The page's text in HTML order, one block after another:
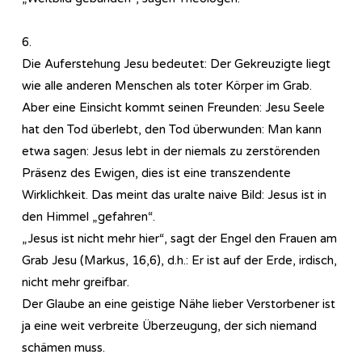
6.
Die Auferstehung Jesu bedeutet: Der Gekreuzigte liegt
wie alle anderen Menschen als toter Körper im Grab.
Aber eine Einsicht kommt seinen Freunden: Jesu Seele
hat den Tod überlebt, den Tod überwunden: Man kann
etwa sagen: Jesus lebt in der niemals zu zerstörenden
Präsenz des Ewigen, dies ist eine transzendente
Wirklichkeit. Das meint das uralte naive Bild: Jesus ist in
den Himmel „gefahren“.
„Jesus ist nicht mehr hier“, sagt der Engel den Frauen am
Grab Jesu (Markus, 16,6), d.h.: Er ist auf der Erde, irdisch,
nicht mehr greifbar.
Der Glaube an eine geistige Nähe lieber Verstorbener ist
ja eine weit verbreite Überzeugung, der sich niemand
schämen muss.